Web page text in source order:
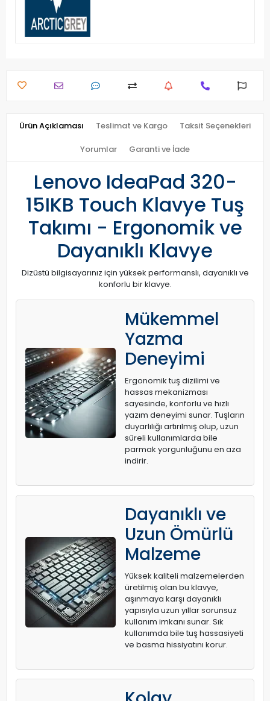
Ürün Açıklaması Teslimat ve Kargo Taksit Seçenekleri
Yorumlar Garanti ve İade
Lenovo IdeaPad 320-
15IKB Touch Klavye Tuş
Takımı - Ergonomik ve
Dayanıklı Klavye
Dizüstü bilgisayarınız için yüksek performanslı, dayanıklı ve
konforlu bir klavye.
Mükemmel
Yazma
Deneyimi
Ergonomik tuş dizilimi ve
hassas mekanizması
sayesinde, konforlu ve hızlı
yazım deneyimi sunar. Tuşların
duyarlılığı artırılmış olup, uzun
süreli kullanımlarda bile
parmak yorgunluğunu en aza
indirir.
Dayanıklı ve
Uzun Ömürlü
Malzeme
Yüksek kaliteli malzemelerden
üretilmiş olan bu klavye,
aşınmaya karşı dayanıklı
yapısıyla uzun yıllar sorunsuz
kullanım imkanı sunar. Sık
kullanımda bile tuş hassasiyeti
ve basma hissiyatını korur.